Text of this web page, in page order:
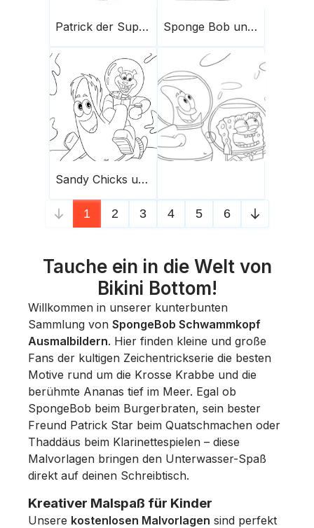
Patrick der Superman Sponge Bob und Sandy Chicks
Sandy Chicks und Patrick unter Wasser
1 2 3 4 5 6
Tauche ein in die Welt von
Bikini Bottom!
Willkommen in unserer kunterbunten
Sammlung von SpongeBob Schwammkopf
Ausmalbildern. Hier finden kleine und große
Fans der kultigen Zeichentrickserie die besten
Motive rund um die Krosse Krabbe und die
berühmte Ananas tief im Meer. Egal ob
SpongeBob beim Burgerbraten, sein bester
Freund Patrick Star beim Quatschmachen oder
Thaddäus beim Klarinettespielen – diese
Malvorlagen bringen den Unterwasser-Spaß
direkt auf deinen Schreibtisch.
Kreativer Malspaß für Kinder
Unsere kostenlosen Malvorlagen sind perfekt